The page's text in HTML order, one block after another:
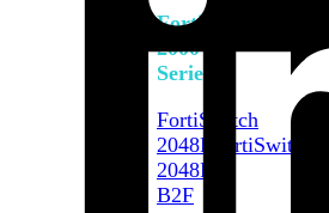
FortiSwitch
2000
Series
FortiSwitch
2048F
FortiSwitch
2048F-
B2F